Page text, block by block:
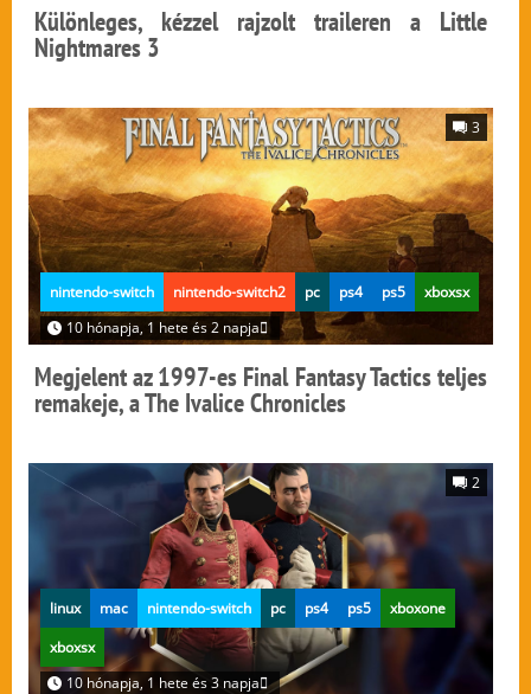
Különleges, kézzel rajzolt traileren a Little
Nightmares 3
3
nintendo-switch nintendo-switch2 pc ps4 ps5
xboxsx
10 hónapja, 1 hete és 2 napja
Megjelent az 1997-es Final Fantasy Tactics teljes
remakeje, a The Ivalice Chronicles
2
linux mac nintendo-switch pc ps4 ps5
xboxone
xboxsx
10 hónapja, 1 hete és 3 napja